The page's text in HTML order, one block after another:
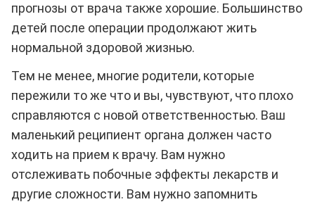
прогнозы от врача также хорошие. Большинство
детей после операции продолжают жить
нормальной здоровой жизнью.
Тем не менее, многие родители, которые
пережили то же что и вы, чувствуют, что плохо
справляются с новой ответственностью. Ваш
маленький реципиент органа должен часто
ходить на прием к врачу. Вам нужно
отслеживать побочные эффекты лекарств и
другие сложности. Вам нужно запомнить